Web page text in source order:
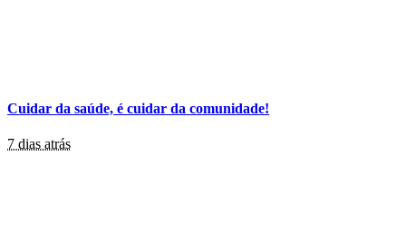
Cuidar da saúde, é cuidar da comunidade!
7 dias atrás